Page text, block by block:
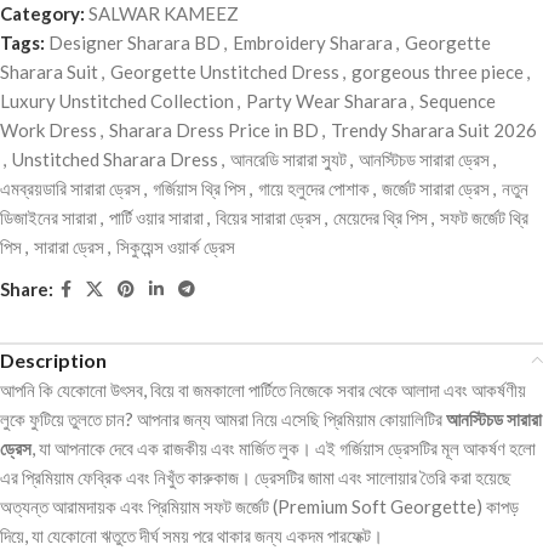
Category: SALWAR KAMEEZ
Tags: Designer Sharara BD , Embroidery Sharara , Georgette
Sharara Suit, Georgette Unstitched Dress , gorgeous three piece,
Luxury Unstitched Collection , Party Wear Sharara , Sequence
Work Dress , Sharara Dress Price in BD , Trendy Sharara Suit 2026
, Unstitched Sharara Dress , আনরেডি সারারা স্যুট, আনস্টিচড সারারা ড্রেস,
এমব্রয়ডারি সারারা ড্রেস, গর্জিয়াস থ্রি পিস, গায়ে হলুদের পোশাক, জর্জেট সারারা ড্রেস, নতুন
ডিজাইনের সারারা, পার্টি ওয়ার সারারা, বিয়ের সারারা ড্রেস, মেয়েদের থ্রি পিস, সফট জর্জেট থ্রি
পিস, সারারা ড্রেস, সিকুয়েন্স ওয়ার্ক ড্রেস
Share:
Description
আপনি কি যেকোনো উৎসব, বিয়ে বা জমকালো পার্টিতে নিজেকে সবার থেকে আলাদা এবং আকর্ষণীয়
লুকে ফুটিয়ে তুলতে চান? আপনার জন্য আমরা নিয়ে এসেছি প্রিমিয়াম কোয়ালিটিরআনস্টিচড সারারা
ড্রেস, যা আপনাকে দেবে এক রাজকীয় এবং মার্জিত লুক। এই গর্জিয়াস ড্রেসটির মূল আকর্ষণ হলো
এর প্রিমিয়াম ফেব্রিক এবং নিখুঁত কারুকাজ। ড্রেসটির জামা এবং সালোয়ার তৈরি করা হয়েছে
অত্যন্ত আরামদায়ক এবং প্রিমিয়াম সফট জর্জেট (Premium Soft Georgette) কাপড়
দিয়ে, যা যেকোনো ঋতুতে দীর্ঘ সময় পরে থাকার জন্য একদম পারফেক্ট।